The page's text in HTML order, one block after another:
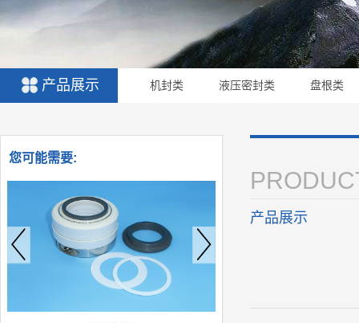
产品展示 机封类 液压密封类 盘根类
您可能需要:
产品展示